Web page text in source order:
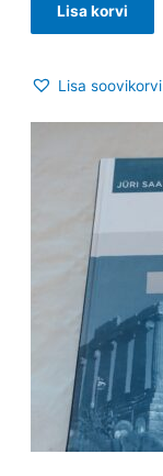
Lisa korvi
Lisa soovikorvi